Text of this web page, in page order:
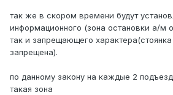
так же в скором времени будут
информационного (зона остановки а/м
так и запрещающего характера(стоянка
запрещена).
по данному закону на каждые 2
такая зона